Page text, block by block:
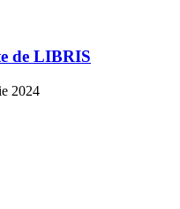
de LIBRIS
2024